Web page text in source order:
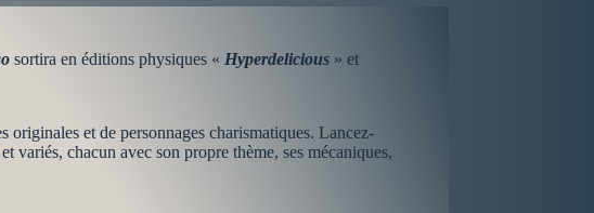
sortira en éditions physiques « Hyperdelicious » et
originales et de personnages charismatiques. Lancez-
variés, chacun avec son propre thème, ses mécaniques,